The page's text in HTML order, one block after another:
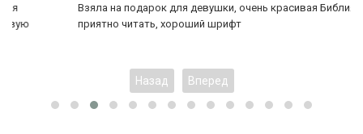
Взяла на подарок для девушки, очень красивая Библия,
приятно читать, хороший шрифт
Назад Вперед